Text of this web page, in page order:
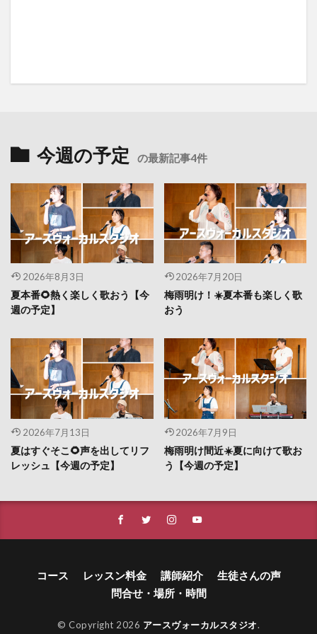
今週の予定 の最新記事4件
2026年8月3日
夏本番🌻熱く楽しく歌おう【今
週の予定】
2026年7月20日
梅雨明け！☀️夏本番も楽しく歌
おう
2026年7月13日
夏はすぐそこ🌻声を出してリフ
レッシュ【今週の予定】
2026年7月9日
梅雨明け間近☀️夏に向けて歌お
う【今週の予定】
コース レッスン料金 講師紹介
生徒さんの声
問合せ・場所・時間
© Copyright 2026 アースヴォーカルスタジオ.